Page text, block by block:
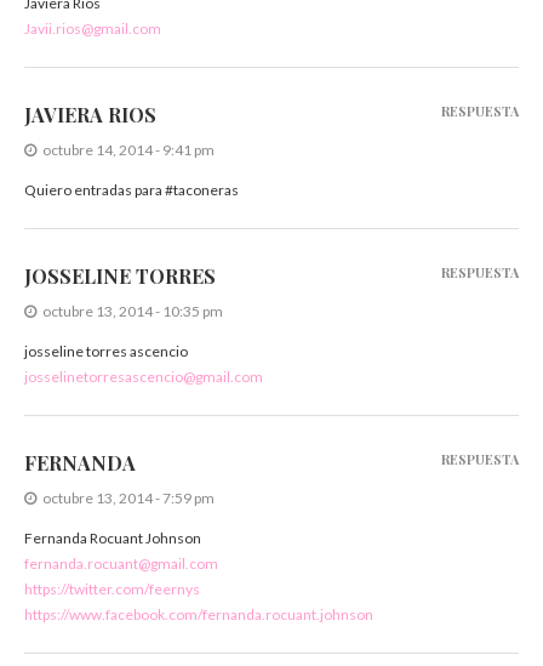
Javii.rios@gmail.com
JAVIERA RIOS
octubre 14, 2014 - 9:41 pm
Quiero entradas para #taconeras
RESPUESTA
JOSSELINE TORRES
octubre 13, 2014 - 10:35 pm
josseline torres ascencio
josselinetorresascencio@gmail.com
RESPUESTA
FERNANDA
octubre 13, 2014 - 7:59 pm
Fernanda Rocuant Johnson
fernanda.rocuant@gmail.com
https://twitter.com/feernys
https://www.facebook.com/fernanda.rocuant.johnson
RESPUESTA